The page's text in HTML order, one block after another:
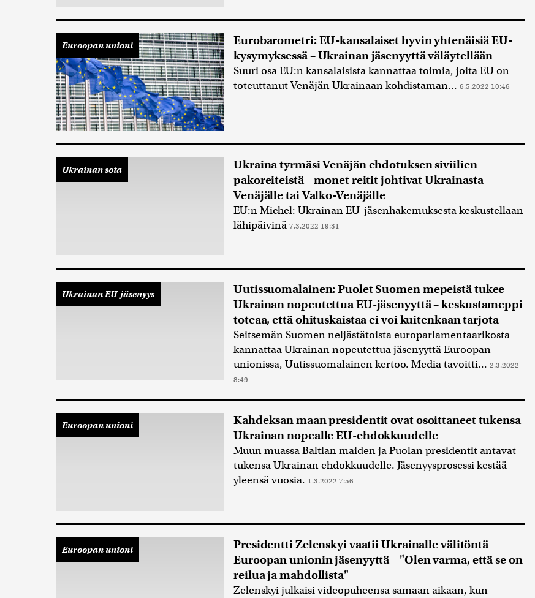
Euroopan unioni
Eurobarometri: EU-kansalaiset hyvin yhtenäisiä EU-
kysymyksessä – Ukrainan jäsenyyttä väläytellään
Suuri osa EU:n kansalaisista kannattaa toimia, joita EU on
toteuttanut Venäjän Ukrainaan kohdistaman... 6.5.2022 10:46
Ukrainan sota
Ukraina tyrmäsi Venäjän ehdotuksen siviilien
pakoreiteistä – monet reitit johtivat Ukrainasta
Venäjälle tai Valko-Venäjälle
EU:n Michel: Ukrainan EU-jäsenhakemuksesta keskustellaan
lähipäivinä 7.3.2022 19:31
Ukrainan EU-jäsenyys
Uutissuomalainen: Puolet Suomen mepeistä tukee
Ukrainan nopeutettua EU-jäsenyyttä – keskustameppi
toteaa, että ohituskaistaa ei voi kuitenkaan tarjota
Seitsemän Suomen neljästätoista europarlamentaarikosta
kannattaa Ukrainan nopeutettua jäsenyyttä Euroopan
unionissa, Uutissuomalainen kertoo. Media tavoitti... 2.3.2022
8:49
Euroopan unioni
Kahdeksan maan presidentit ovat osoittaneet tukensa
Ukrainan nopealle EU-ehdokkuudelle
Muun muassa Baltian maiden ja Puolan presidentit antavat
tukensa Ukrainan ehdokkuudelle. Jäsenyysprosessi kestää
yleensä vuosia. 1.3.2022 7:56
Euroopan unioni
Presidentti Zelenskyi vaatii Ukrainalle välitöntä
Euroopan unionin jäsenyyttä – "Olen varma, että se on
reilua ja mahdollista"
Zelenskyi julkaisi videopuheensa samaan aikaan, kun